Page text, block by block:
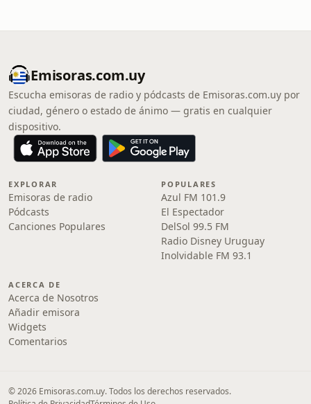
Emisoras.com.uy
Escucha emisoras de radio y pódcasts de Emisoras.com.uy por
ciudad, género o estado de ánimo — gratis en cualquier
dispositivo.
EXPLORAR
Emisoras de radio
Pódcasts
Canciones Populares
POPULARES
Azul FM 101.9
El Espectador
DelSol 99.5 FM
Radio Disney Uruguay
Inolvidable FM 93.1
ACERCA DE
Acerca de Nosotros
Añadir emisora
Widgets
Comentarios
© 2026 Emisoras.com.uy. Todos los derechos reservados.